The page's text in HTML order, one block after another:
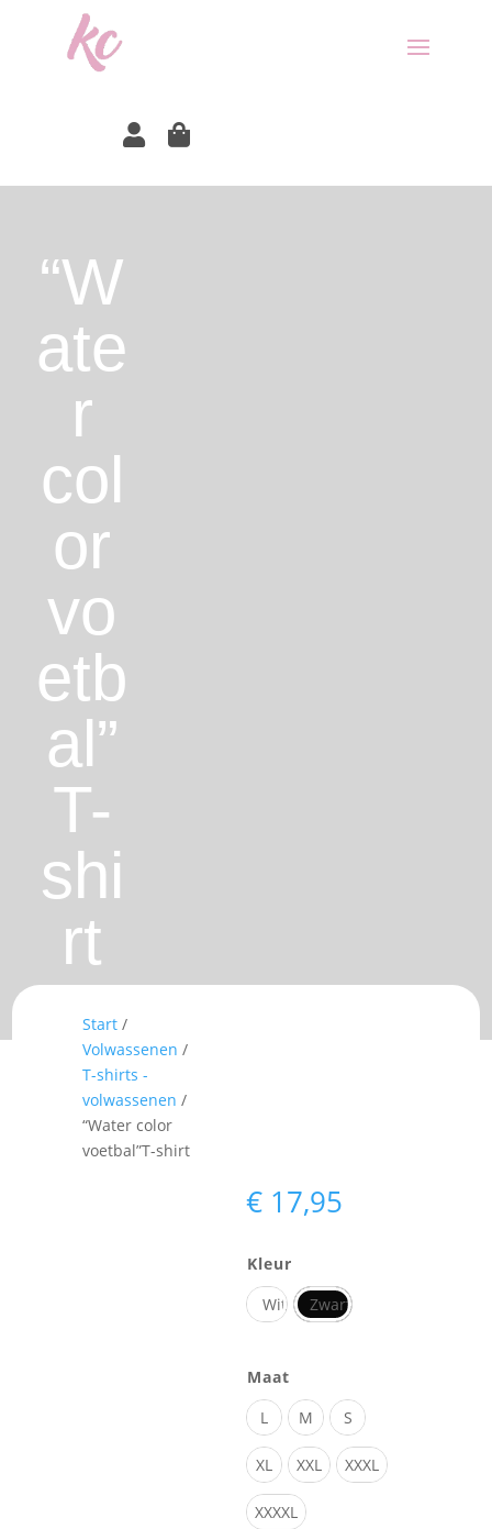
 
“W
ate
r
col
or
vo
etb
al”
T-
shi
rt
Start /
Volwassenen /
T-shirts -
volwassenen /
“Water color
voetbal”T-shirt
€ 17,95
Kleur
Wit
Zwart
Maat
L
M S
XL XXL XXXL
XXXXL